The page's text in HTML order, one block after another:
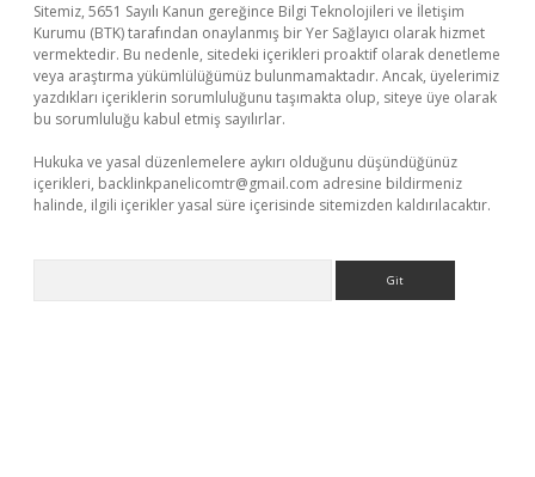
Sitemiz, 5651 Sayılı Kanun gereğince Bilgi Teknolojileri ve İletişim
Kurumu (BTK) tarafından onaylanmış bir Yer Sağlayıcı olarak hizmet
vermektedir. Bu nedenle, sitedeki içerikleri proaktif olarak denetleme
veya araştırma yükümlülüğümüz bulunmamaktadır. Ancak, üyelerimiz
yazdıkları içeriklerin sorumluluğunu taşımakta olup, siteye üye olarak
bu sorumluluğu kabul etmiş sayılırlar.
Hukuka ve yasal düzenlemelere aykırı olduğunu düşündüğünüz
içerikleri, backlinkpanelicomtr@gmail.com adresine bildirmeniz
halinde, ilgili içerikler yasal süre içerisinde sitemizden kaldırılacaktır.